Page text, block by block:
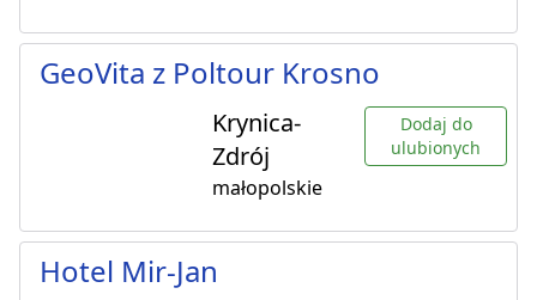
GeoVita z Poltour Krosno
Krynica-
Zdrój
małopolskie
Dodaj do
ulubionych
Hotel Mir-Jan